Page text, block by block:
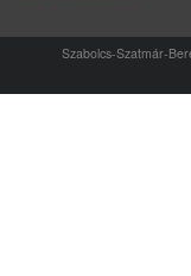
Szabolcs-Szatmár-